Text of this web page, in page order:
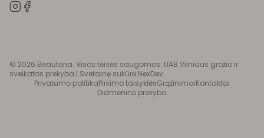
© 2026 Beautoria. Visos teisės saugomos. UAB Vilniaus grožio ir
sveikatos prekyba | Svetainę sukūrė NexDev
Privatumo politikaPirkimo taisyklėsGrąžinimaiKontaktai
Didmeninė prekyba